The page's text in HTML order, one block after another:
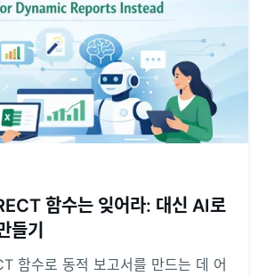
함수는 잊어라: 대신 AI로
들기
함수로 동적 보고서를 만드는 데 어